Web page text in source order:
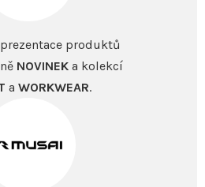
produktů
NOVINEK a kolekcí
a WORKWEAR.